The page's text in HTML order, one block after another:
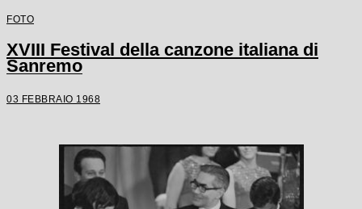
FOTO
XVIII Festival della canzone italiana di
Sanremo
03 FEBBRAIO 1968